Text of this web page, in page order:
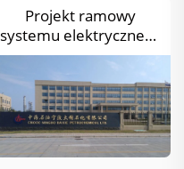
Projekt ramowy
systemu elektrycznego
ogrzewania
przewodów, CNOOC
Ningbo Daxie
Petrochemical